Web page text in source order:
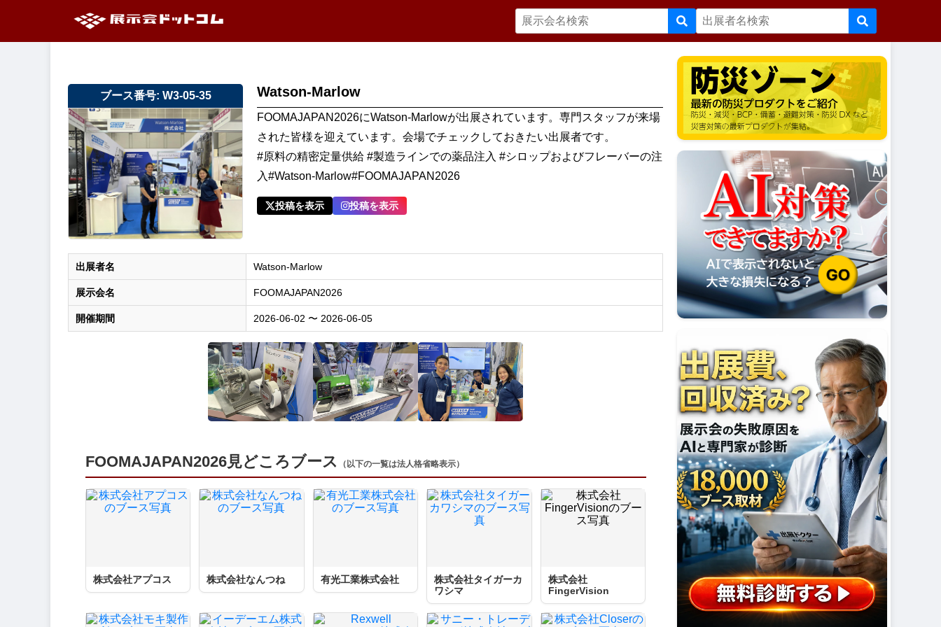
ブース番号: W3-05-35 Watson-Marlow
FOOMAJAPAN2026にWatson-Marlowが出展されています。専門スタッフが来場
された皆様を迎えています。会場でチェックしておきたい出展者です。
#原料の精密定量供給 #製造ラインでの薬品注入 #シロップおよびフレーバーの注
入#Watson-Marlow#FOOMAJAPAN2026
投稿を表示 投稿を表示
出展者名 Watson-Marlow
展示会名 FOOMAJAPAN2026
開催期間 2026-06-02 〜 2026-06-05
FOOMAJAPAN2026見どころブース （以下の一覧は法人格省略表示）
株式会社アプコス 株式会社なんつね 有光工業株式会社
株式会社タイガーカ
ワシマ
株式会社
FingerVision